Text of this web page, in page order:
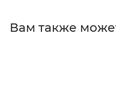
Вам также